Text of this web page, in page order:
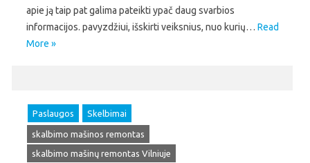
apie ją taip pat galima pateikti ypač daug svarbios
informacijos. pavyzdžiui, išskirti veiksnius, nuo kurių… Read
More »
Paslaugos Skelbimai
skalbimo mašinos remontas
skalbimo mašinų remontas Vilniuje